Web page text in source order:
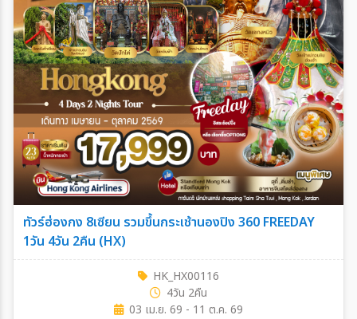
ทัวร์ฮ่องกง 8เซียน รวมขึ้นกระเช้านองปิง 360 FREEDAY
1วัน 4วัน 2คืน (HX)
HK_HX00116
4วัน 2คืน
03 เม.ย. 69 - 11 ต.ค. 69